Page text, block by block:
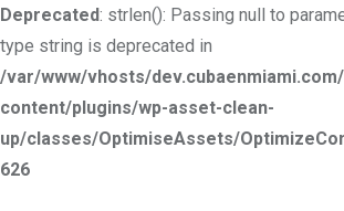
Deprecated: strlen(): Passing null to
type string is deprecated in
/var/www/vhosts/
content/plugins/wp-asset-clean-
up/classes/OptimiseAssets/
626